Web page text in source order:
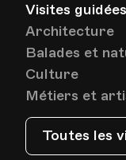
Lieu
HEP -
1005,
Av. de
HEP -
Visites guidées
Architecture
Balades et
Culture
Métiers et
Toutes les